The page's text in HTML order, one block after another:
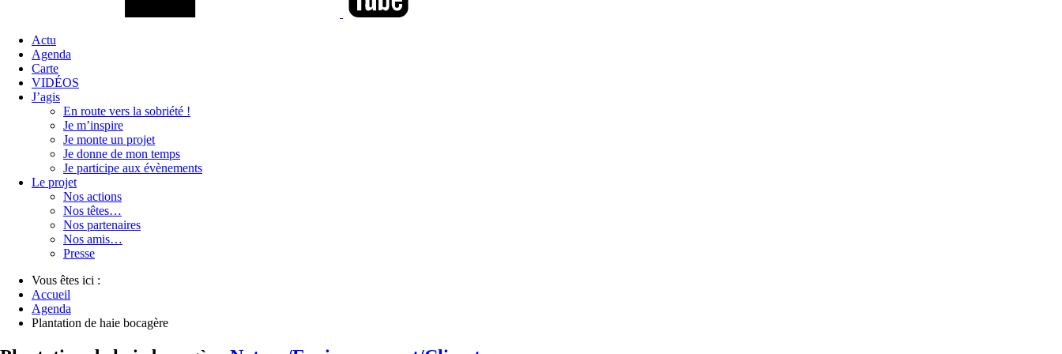
Actu
Agenda
Carte
VIDÉOS
J’agis
En route vers la sobriété !
Je m’inspire
Je monte un projet
Je donne de mon temps
Je participe aux évènements
Le projet
Nos actions
Nos têtes…
Nos partenaires
Nos amis…
Presse
Vous êtes ici :
Accueil
Agenda
Plantation de haie bocagère